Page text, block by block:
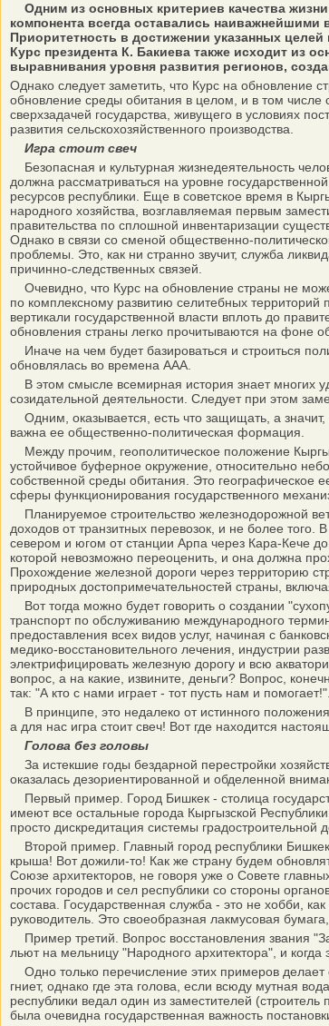
Одним из основных критериев качества
компонента всегда оставались наиважнейшими
Приоритетность в достижении указанных
Курс президента К. Бакиева также исходит из
выравнивания уровня развития регионов,
Однако следует заметить, что Курс на обновление
обновление среды обитания в целом, и в том
сверхзадачей государства, живущего в условиях
развития сельскохозяйственного производства.
Игра стоит свеч
Безопасная и культурная жизнедеятельность
должна рассматриваться на уровне
ресурсов республики. Еще в советское время в
народного хозяйства, возглавляемая первым
правительства по сплошной инвентаризации
Однако в связи со сменой общественно-
проблемы. Это, как ни странно звучит, служба
причинно-следственных связей.
Очевидно, что Курс на обновление страны не
по комплексному развитию селитебных территорий
вертикали государственной власти вплоть до
обновления страны легко прочитываются на фоне
Иначе на чем будет базироваться и строиться
обновлялась во времена ААА.
В этом смысле всемирная история знает многих
созидательной деятельности. Следует при этом
Одним, оказывается, есть что защищать, а значит,
важна ее общественно-политическая формация.
Между прочим, геополитическое положение
устойчивое буферное окружение, относительно
собственной среды обитания. Это географическое
сферы функционирования государственного
Планируемое строительство железнодорожной
доходов от транзитных перевозок, и не более того.
севером и югом от станции Арпа через Кара-Кече
которой невозможно переоценить, и она должна
Прохождение железной дороги через территорию
природных достопримечательностей страны,
Вот тогда можно будет говорить о создании
транспорт по обслуживанию международного
предоставления всех видов услуг, начиная с
медико-восстановительного лечения, индустрии
электрифицировать железную дорогу и всю
вопрос, а на какие, извините, деньги? Вопрос,
так: "А кто с нами играет - тот пусть нам и помогает!".
В принципе, это недалеко от истинного
а для нас игра стоит свеч! Вот где находится
Голова без головы
За истекшие годы бездарной перестройки
оказалась дезориентированной и обделенной
Первый пример. Город Бишкек - столица
имеют все остальные города Кыргызской
просто дискредитация системы градостроительной
Второй пример. Главный город республики
крыша! Вот дожили-то! Как же страну будем
Союзе архитекторов, не говоря уже о Совете
прочих городов и сел республики со стороны
состава. Государственная служба - это не хобби,
руководитель. Это своеобразная лакмусовая
Пример третий. Вопрос восстановления звания
льют на мельницу "Народного архитектора", и
Одно только перечисление этих примеров делает
гниет, однако где эта голова, если всюду мутная
республики ведал один из заместителей
была очевидна государственная важность